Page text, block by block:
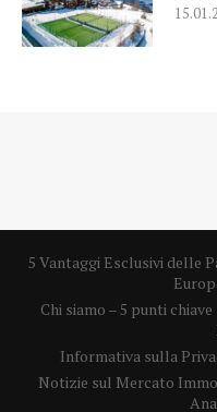
5 Vantaggi Esclusivi delle
Chi siamo – 5 punti
Informativa sulla
Notizie sul Mercato